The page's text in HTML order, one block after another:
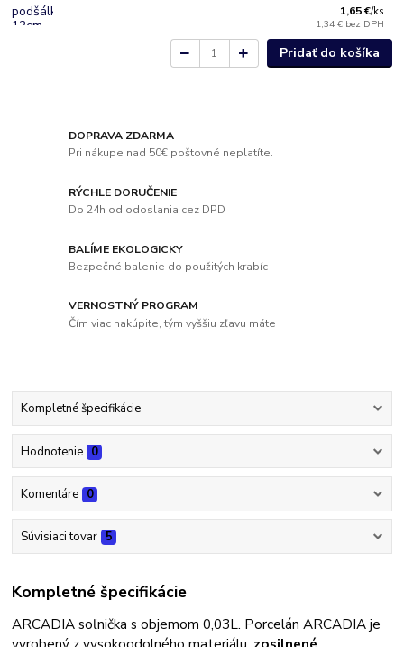
1,65 €/ks
1,34 € bez DPH
Pridať do košíka
DOPRAVA ZDARMA
Pri nákupe nad 50€ poštovné neplatíte.
RÝCHLE DORUČENIE
Do 24h od odoslania cez DPD
BALÍME EKOLOGICKY
Bezpečné balenie do použitých krabíc
VERNOSTNÝ PROGRAM
Čím viac nakúpite, tým vyššiu zľavu máte
Kompletné špecifikácie
Hodnotenie 0
Komentáre 0
Súvisiaci tovar 5
Kompletné špecifikácie
ARCADIA soľnička s objemom 0,03L. Porcelán ARCADIA je